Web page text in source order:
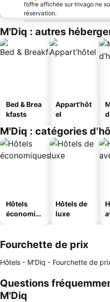
l’offre affichée sur trivago ne
réservation.
M'Diq : autres
Bed & Brea
kfasts
Appart’hôt
el
M'Diq : catégories
Hôtels
économiq
Hôtels de
luxe
Fourchette de prix
Hôtels - M'Diq - Fourchette de
Questions
M'Diq